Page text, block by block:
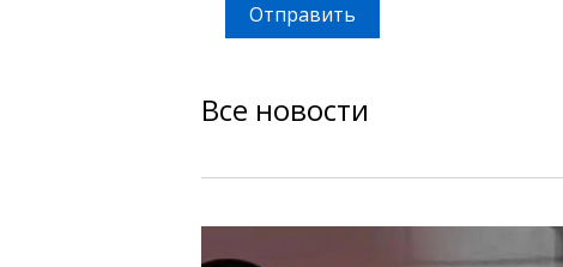
Отправить
Все новости